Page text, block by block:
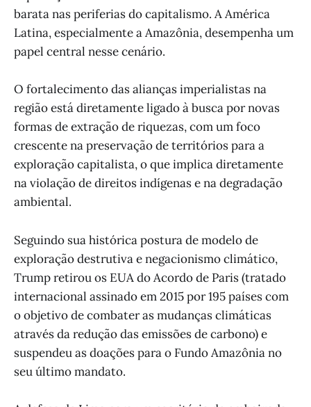
barata nas periferias do capitalismo. A América
Latina, especialmente a Amazônia, desempenha um
papel central nesse cenário.
O fortalecimento das alianças imperialistas na
região está diretamente ligado à busca por novas
formas de extração de riquezas, com um foco
crescente na preservação de territórios para a
exploração capitalista, o que implica diretamente
na violação de direitos indígenas e na degradação
ambiental.
Seguindo sua histórica postura de modelo de
exploração destrutiva e negacionismo climático,
Trump retirou os EUA do Acordo de Paris (tratado
internacional assinado em 2015 por 195 países com
o objetivo de combater as mudanças climáticas
através da redução das emissões de carbono) e
suspendeu as doações para o Fundo Amazônia no
seu último mandato.